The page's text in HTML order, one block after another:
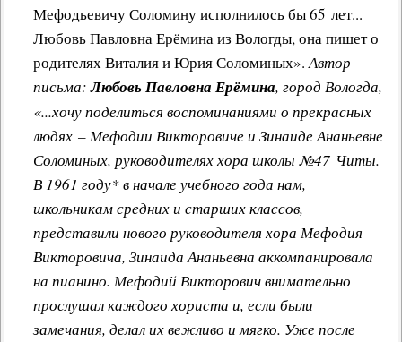
Мефодьевичу Соломину исполнилось бы 65 лет...
Любовь Павловна Ерёмина из Вологды, она пишет о
родителях Виталия и Юрия Соломиных».Автор
письма:Любовь Павловна Ерёмина, город Вологда,
«...хочу поделиться воспоминаниями о прекрасных
людях – Мефодии Викторовиче и Зинаиде Ананьевне
Соломиных, руководителях хора школы №47 Читы.
В 1961 году* в начале учебного года нам,
школьникам средних и старших классов,
представили нового руководителя хора Мефодия
Викторовича, Зинаида Ананьевна аккомпанировала
на пианино. Мефодий Викторович внимательно
прослушал каждого хориста и, если были
замечания, делал их вежливо и мягко. Уже после